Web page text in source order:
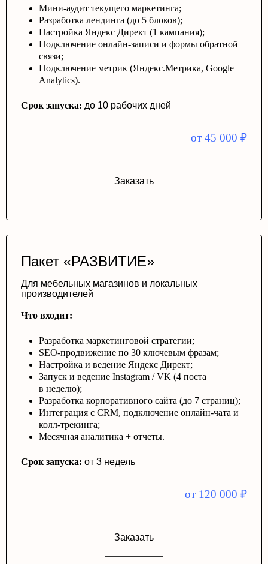
Мини-аудит текущего маркетинга;
Разработка лендинга (до 5 блоков);
Настройка Яндекс Директ (1 кампания);
Подключение онлайн-записи и формы обратной
связи;
Подключение метрик (Яндекс.Метрика, Google
Analytics).
Срок запуска: до 10 рабочих дней
от 45 000 ₽
Заказать
Пакет «РАЗВИТИЕ»
Для мебельных магазинов и локальных
производителей
Что входит:
Разработка маркетинговой стратегии;
SEO-продвижение по 30 ключевым фразам;
Настройка и ведение Яндекс Директ;
Запуск и ведение Instagram / VK (4 поста
в неделю);
Разработка корпоративного сайта (до 7 страниц);
Интеграция с CRM, подключение онлайн-чата и
колл-трекинга;
Месячная аналитика + отчеты.
Срок запуска: от 3 недель
от 120 000 ₽
Заказать